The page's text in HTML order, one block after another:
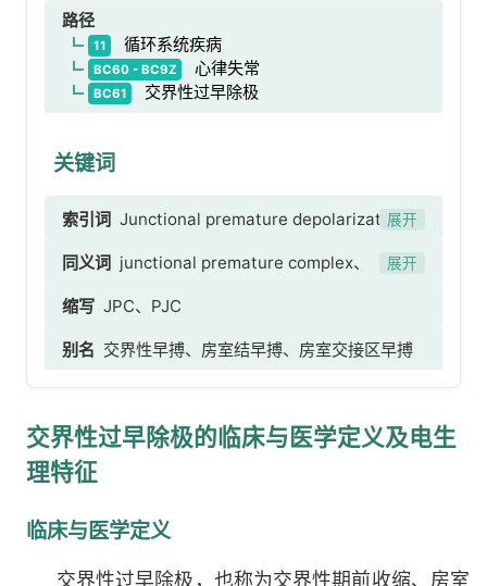
路径
11 循环系统疾病
BC60 - BC9Z 心律失常
BC61 交界性过早除极
关键词
索引词 Junctional premature depolarization、
交界性过早除极、AV[房室]交界性早搏、交界性早
搏复合波、房室收缩过早 [possible
translation]、交界性期前收缩 [possible
translation]、AV[房室]结交界性期前收缩
[possible translation]、交界性期前收缩、房室
收缩过早、AV[房室]结交界性期前收缩
展开
同义词 junctional premature complex、
premature atrioventricular contractions、
premature junctional contractions、AV -
[atrioventricular] junctional nodal premature
展开
缩写 JPC、PJC
别名 交界性早搏、房室结早搏、房室交接区早搏
交界性过早除极的临床与医学定义及电生
理特征
临床与医学定义
交界性过早除极，也称为交界性期前收缩、房室